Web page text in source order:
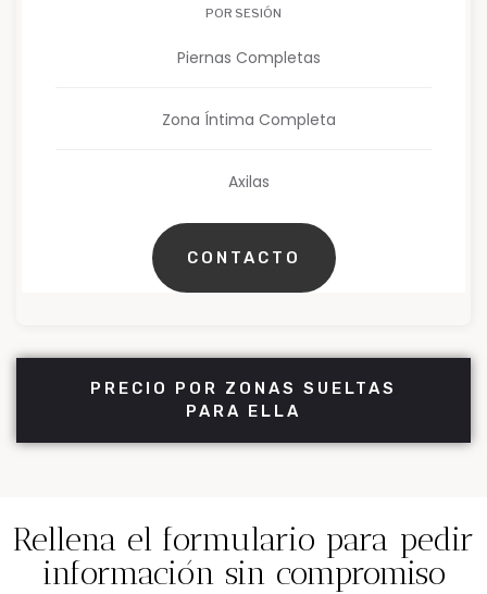
POR SESIÓN
Piernas Completas
Zona Íntima Completa
Axilas
CONTACTO
PRECIO POR ZONAS SUELTAS
PARA ELLA
Rellena el formulario para pedir
información sin compromiso